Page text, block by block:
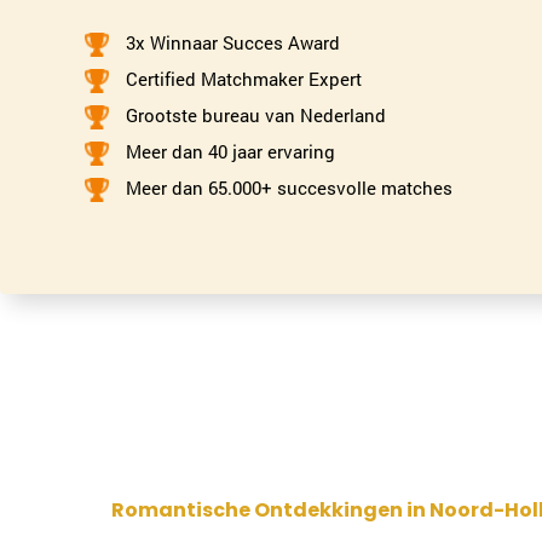
3x Winnaar Succes Award
Certified Matchmaker Expert
Grootste bureau van Nederland
Meer dan 40 jaar ervaring
Meer dan 65.000+ succesvolle matches
Romantische Ontdekkingen in Noord-